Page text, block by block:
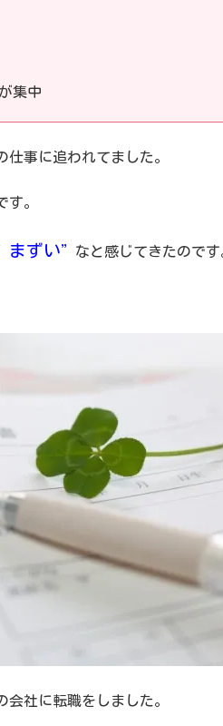
集中
事に追われてました。
。
まずい” なと感じてきたのです
会社に転職をしました。